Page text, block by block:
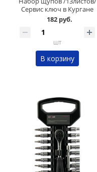
Сервис ключ в Кургане
182 руб.
шт
В корзину